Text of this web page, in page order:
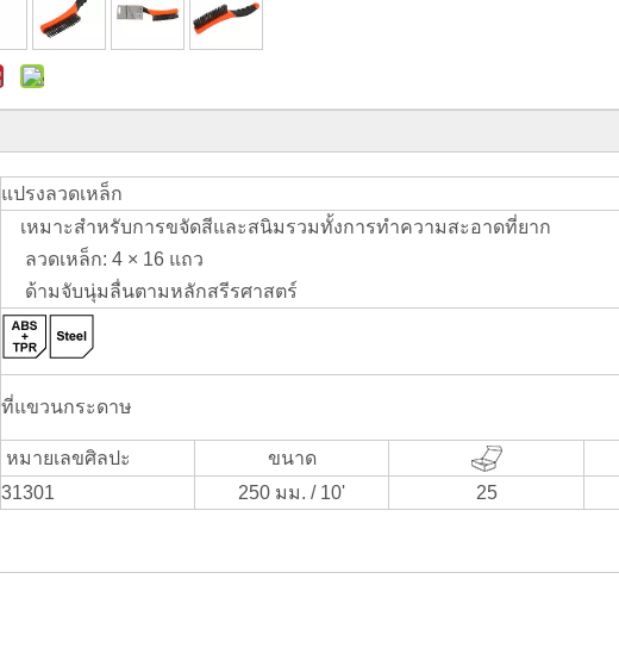
แปรงลวดเหล็ก
เหมาะสำหรับการขจัดสีและสนิมรวมทั้งการทำความสะอาดที่ยาก
ลวดเหล็ก: 4 × 16 แถว
ด้ามจับนุ่มลื่นตามหลักสรีรศาสตร์
ที่แขวนกระดาษ
หมายเลขศิลปะ
ขนาด
31301
250 มม. / 10' 25